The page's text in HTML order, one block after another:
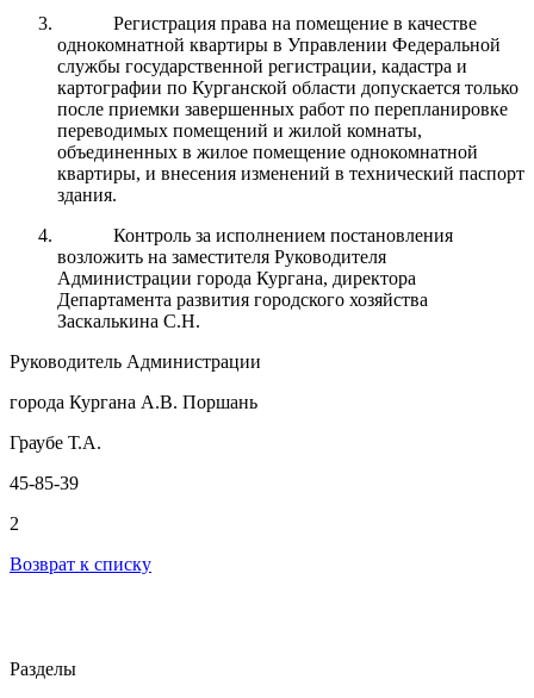
Регистрация права на помещение в качестве
однокомнатной квартиры в Управлении Федеральной
службы государственной регистрации, кадастра и
картографии по Курганской области допускается только
после приемки завершенных работ по перепланировке
переводимых помещений и жилой комнаты,
объединенных в жилое помещение однокомнатной
квартиры, и внесения изменений в технический паспорт
здания.
Контроль за исполнением постановления
возложить на заместителя Руководителя
Администрации города Кургана, директора
Департамента развития городского хозяйства
Заскалькина С.Н.
Руководитель Администрации
города Кургана А.В. Поршань
Граубе Т.А.
45-85-39
2
Возврат к списку
Разделы